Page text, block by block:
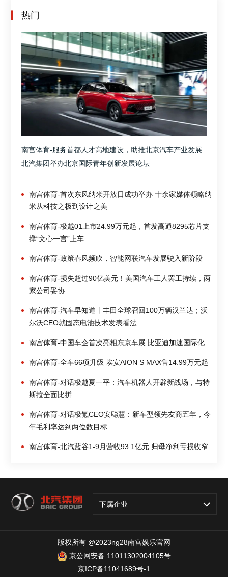
热门
南宫体育-服务首都人才高地建设，助推北京汽车产业发展
北汽集团举办北京国际青年创新发展论坛
南宫体育-首次东风纳米开放日成功举办 十余家媒体领略纳
米从科技之极到设计之美
南宫体育-极越01上市24.99万元起，首发高通8295芯片支
撑“文心一言”上车
南宫体育-政策春风频吹，智能网联汽车发展驶入新阶段
南宫体育-损失超过90亿美元！美国汽车工人罢工持续，两
家公司妥协…
南宫体育-汽车早知道丨丰田全球召回100万辆汉兰达；沃
尔沃CEO就固态电池技术发表看法
南宫体育-中国车企首次亮相东京车展 比亚迪加速国际化
南宫体育-全车66项升级 埃安AION S MAX售14.99万元起
南宫体育-对话极越夏一平：汽车机器人开辟新战场，与特
斯拉全面比拼
南宫体育-对话极氪CEO安聪慧：新车型领先友商五年，今
年毛利率达到两位数目标
南宫体育-北汽蓝谷1-9月营收93.1亿元 归母净利亏损收窄
下属企业
版权所有 @2023ng28南宫娱乐官网
京公网安备 11011302004105号
京ICP备11041689号-1